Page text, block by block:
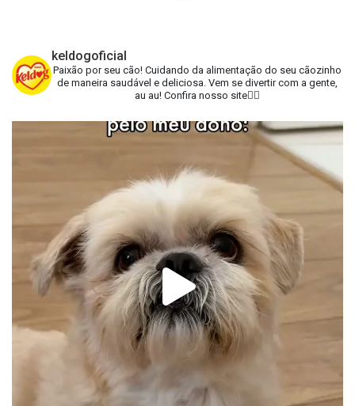
keldogoficial
Paixão por seu cão! Cuidando da alimentação do seu cãozinho
de maneira saudável e deliciosa. Vem se divertir com a gente,
au au! Confira nosso site👇🏻